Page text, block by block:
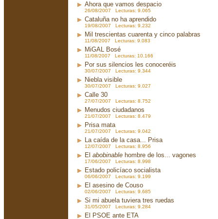
Ahora que vamos despacio
26/08/2007 Lecturas: 9.065
Cataluña no ha aprendido
19/08/2007 Lecturas: 9.232
Mil trescientas cuarenta y cinco palabras
11/08/2007 Lecturas: 9.083
MiGAL Bosé
11/08/2007 Lecturas: 10.166
Por sus silencios les conoceréis
30/07/2007 Lecturas: 9.344
Niebla visible
30/07/2007 Lecturas: 9.027
Calle 30
27/07/2007 Lecturas: 8.752
Menudos ciudadanos
21/07/2007 Lecturas: 8.479
Prisa mata
21/07/2007 Lecturas: 9.042
La caída de la casa... Prisa
12/07/2007 Lecturas: 8.956
El abobinable hombre de los... vagones
17/06/2007 Lecturas: 8.998
Estado policíaco socialista
06/06/2007 Lecturas: 9.199
El asesino de Couso
02/06/2007 Lecturas: 9.685
Si mi abuela tuviera tres ruedas
31/05/2007 Lecturas: 9.284
El PSOE ante ETA